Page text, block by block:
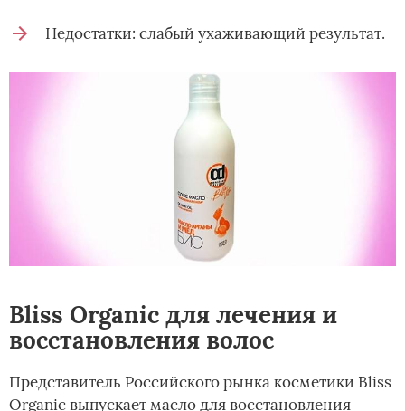
Недостатки: слабый ухаживающий результат.
Bliss Organic для лечения и
восстановления волос
Представитель Российского рынка косметики Bliss
Organic выпускает масло для восстановления